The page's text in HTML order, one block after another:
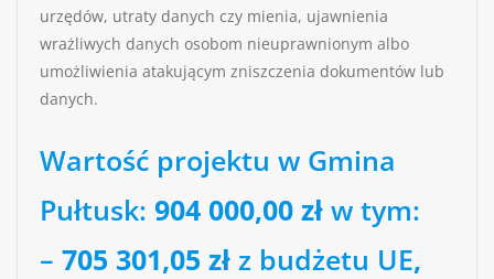
urzędów, utraty danych czy mienia, ujawnienia
wrażliwych danych osobom nieuprawnionym albo
umożliwienia atakującym zniszczenia dokumentów lub
danych.
Wartość projektu w Gmina
Pułtusk: 904 000,00 zł w tym:
– 705 301,05 zł z budżetu UE,